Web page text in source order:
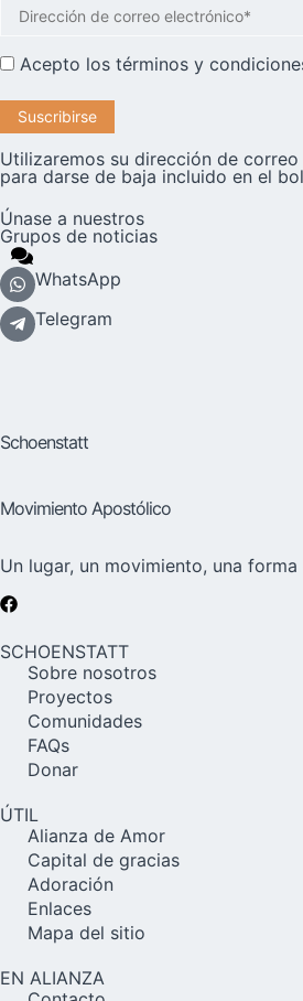
Acepto los términos y
Utilizaremos su dirección de
para darse de baja incluido en el
Únase a nuestros
Grupos de noticias
WhatsApp
Telegram
Schoenstatt
Movimiento Apostólico
Un lugar, un movimiento, una
SCHOENSTATT
Sobre nosotros
Proyectos
Comunidades
FAQs
Donar
ÚTIL
Alianza de Amor
Capital de gracias
Adoración
Enlaces
Mapa del sitio
EN ALIANZA